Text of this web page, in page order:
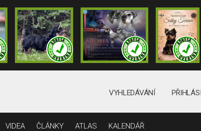
VYHLEDÁVÁNÍ
VIDEA ČLÁNKY ATLAS KALENDÁŘ